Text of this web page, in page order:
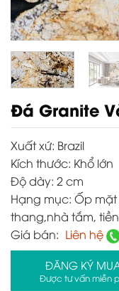
Đá Granite
Xuất xứ: Brazil
Kích thước: Khổ lớn
Độ dày: 2 cm
Hạng mục: Ốp
thang,nhà tắm,
Giá bán: Liên hệ
ĐĂNG KÝ
Được tư vấn miễn